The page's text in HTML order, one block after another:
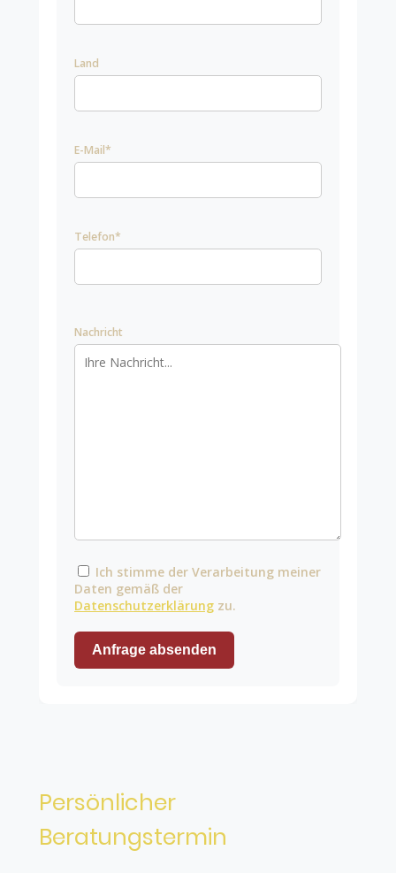
Land
E-Mail*
Telefon*
Nachricht
Ich stimme der Verarbeitung meiner
Daten gemäß der
Datenschutzerklärung zu.
Anfrage absenden
Persönlicher
Beratungstermin